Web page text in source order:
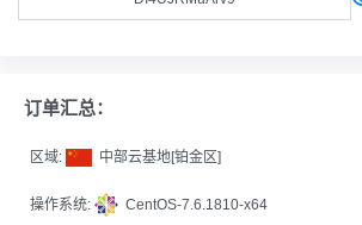
订单汇总：
区域: 中部云基地[铂金区]
操作系统: CentOS-7.6.1810-x64